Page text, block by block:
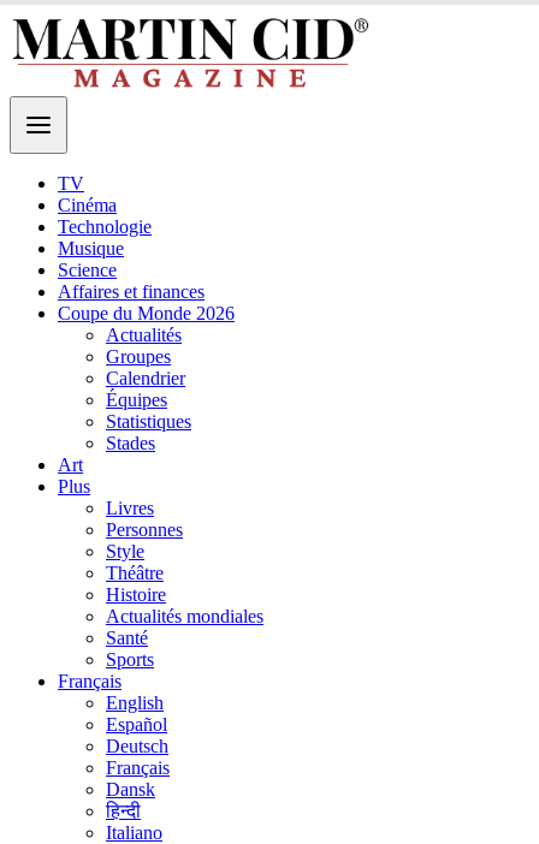
TV
Cinéma
Technologie
Musique
Science
Affaires et finances
Coupe du Monde 2026
Actualités
Groupes
Calendrier
Équipes
Statistiques
Stades
Art
Plus
Livres
Personnes
Style
Théâtre
Histoire
Actualités mondiales
Santé
Sports
Français
English
Español
Deutsch
Français
Dansk
हिन्दी
Italiano